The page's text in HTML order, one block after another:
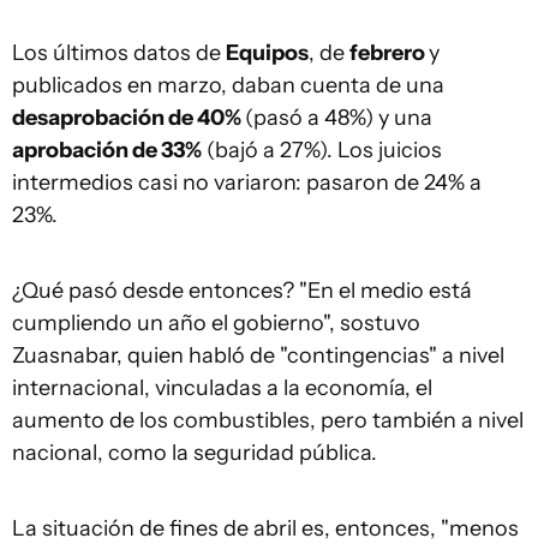
Los últimos datos de Equipos, defebreroy
publicados en marzo, daban cuenta de una
desaprobación de 40%(pasó a 48%) y una
aprobación de 33% (bajó a 27%). Los juicios
intermedios casi no variaron: pasaron de 24% a
23%.
¿Qué pasó desde entonces? "En el medio está
cumpliendo un año el gobierno", sostuvo
Zuasnabar, quien habló de "contingencias" a nivel
internacional, vinculadas a la economía, el
aumento de los combustibles, pero también a nivel
nacional, como la seguridad pública.
La situación de fines de abril es, entonces, "menos